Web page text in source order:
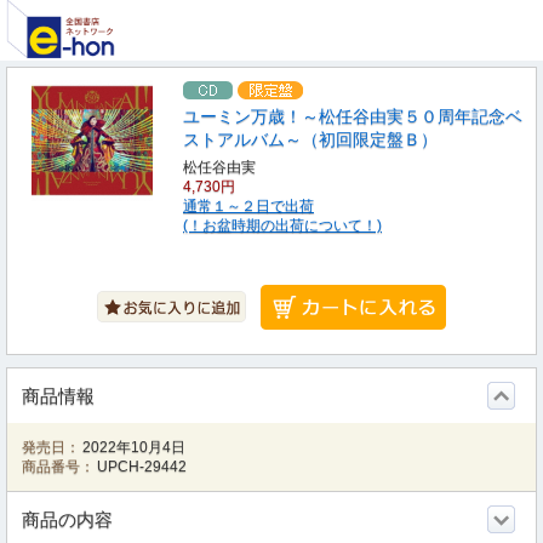
ユーミン万歳！～松任谷由実５０周年記念ベ
ストアルバム～（初回限定盤Ｂ）
松任谷由実
4,730円
通常１～２日で出荷
(！お盆時期の出荷について！)
商品情報
発売日： 2022年10月4日
商品番号： UPCH-29442
商品の内容